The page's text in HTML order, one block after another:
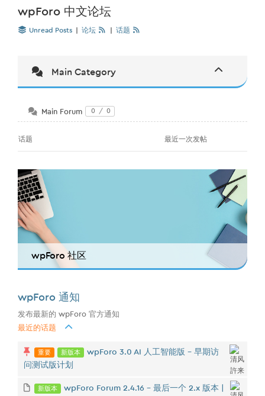
wpForo 中文论坛
Unread Posts 论坛 话题
Main Category
Main Forum 0 / 0
话题 最近一次发帖
wpForo 社区
wpForo 通知
发布最新的 wpForo 官方通知
最近的话题
重要 新版本
wpForo 3.0 AI 人工智能版 - 早期访
问测试版计划
新版本 wpForo Forum 2.4.16 – 最后一个 2.x 版本 |